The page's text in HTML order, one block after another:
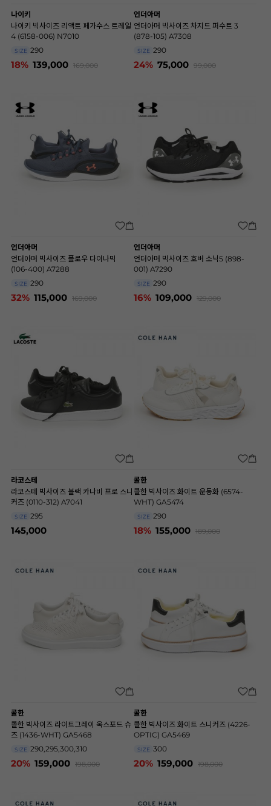
나이키
나이키 빅사이즈 리액트 페가수스 트레일
4 (6158-006) N7010
SIZE 290
18% 139,000 169,000
언더아머
언더아머 빅사이즈 차지드 퍼수트 3
(878-105) A7308
SIZE 290
24% 75,000 99,000
언더아머
언더아머 빅사이즈 플로우 다이나믹
(106-400) A7288
SIZE 290
32% 115,000 169,000
언더아머
언더아머 빅사이즈 호버 소닉5 (898-
001) A7290
SIZE 290
16% 109,000 129,000
라코스테
라코스테 빅사이즈 블랙 카나비 프로 스니
커즈 (0110-312) A7041
SIZE 295
145,000
콜한
콜한 빅사이즈 화이트 운동화 (6574-
WHT) GA5474
SIZE 290
18% 155,000 189,000
콜한
콜한 빅사이즈 라이트그레이 옥스포드 슈
즈 (1436-WHT) GA5468
SIZE 290,295,300,310
20% 159,000 198,000
콜한
콜한 빅사이즈 화이트 스니커즈 (4226-
OPTIC) GA5469
SIZE 300
20% 159,000 198,000